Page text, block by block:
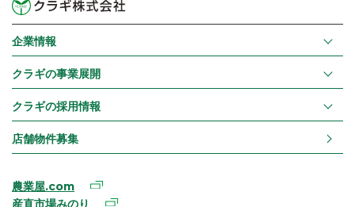
企業情報
クラギの事業展開
クラギの採用情報
店舗物件募集
農業屋.com
産直市場みのり